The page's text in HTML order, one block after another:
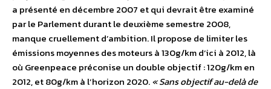
a présenté en décembre 2007 et qui devrait être examiné
par le Parlement durant le deuxième semestre 2008,
manque cruellement d’ambition. Il propose de limiter les
émissions moyennes des moteurs à 130g/km d’ici à 2012, là
où Greenpeace préconise un double objectif : 120g/km en
2012, et 80g/km à l’horizon 2020.« Sans objectif au-delà de